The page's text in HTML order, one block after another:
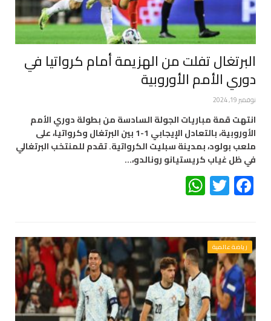
البرتغال تفلت من الهزيمة أمام كرواتيا في
دوري الأمم الأوروبية
نوفمبر 19, 2024
انتهت قمة مباريات الجولة السادسة من بطولة دوري الأمم
الأوروبية، بالتعادل الإيجابي 1-1 بين البرتغال وكرواتيا، على
ملعب بولود، بمدينة سبليت الكرواتية. تقدم للمنتخب البرتغالي
في ظل غياب كريستيانو رونالدو،…
Facebook
Twitter
رياضة عالمية